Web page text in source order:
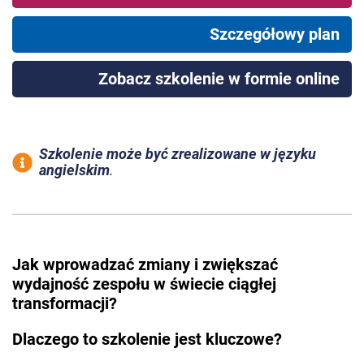
Szczegółowy plan
Zobacz szkolenie w formie online
Szkolenie może być zrealizowane w języku
angielskim.
Jak wprowadzać zmiany i zwiększać
wydajność zespołu w świecie ciągłej
transformacji?
Dlaczego to szkolenie jest kluczowe?